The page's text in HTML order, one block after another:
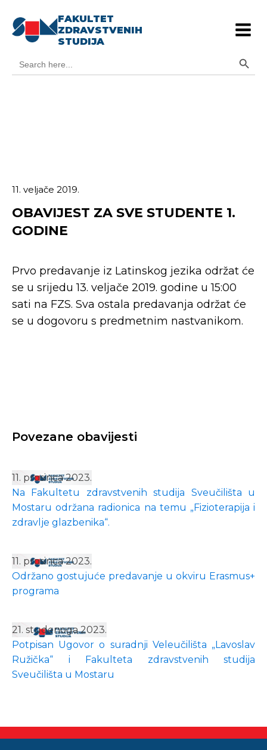
FAKULTET
ZDRAVSTVENIH
STUDIJA
for:
11. veljače 2019.
OBAVIJEST ZA SVE STUDENTE 1.
GODINE
Prvo predavanje iz Latinskog jezika održat će
se u srijedu 13. veljače 2019. godine u 15:00
sati na FZS. Sva ostala predavanja održat će
se u dogovoru s predmetnim nastvanikom.
Povezane obavijesti
11. prosinca 2023.
Na Fakultetu zdravstvenih studija Sveučilišta u
Mostaru održana radionica na temu „Fizioterapija i
zdravlje glazbenika“.
11. prosinca 2023.
Održano gostujuće predavanje u okviru Erasmus+
programa
21. studenoga 2023.
Potpisan Ugovor o suradnji Veleučilišta „Lavoslav
Ružička“ i Fakulteta zdravstvenih studija
Sveučilišta u Mostaru